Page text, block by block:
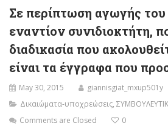
Σε περίπτωση αγωγής του
εναντίον συνιδιοκτήτη,
διαδικασία που
είναι τα έγγραφα που
May 30, 2015
giannisgiat_mxup501y
Δικαιώματα-υποχρεώσεις,
Comments are Closed
0